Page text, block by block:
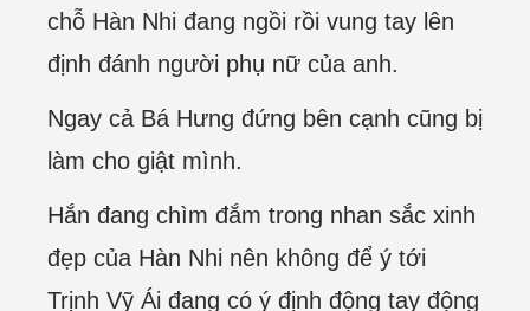
chỗ Hàn Nhi đang ngồi rồi vung tay lên
định đánh người phụ nữ của anh.
Ngay cả Bá Hưng đứng bên cạnh cũng bị
làm cho giật mình.
Hắn đang chìm đắm trong nhan sắc xinh
đẹp của Hàn Nhi nên không để ý tới
Trịnh Vỹ Ái đang có ý định động tay động